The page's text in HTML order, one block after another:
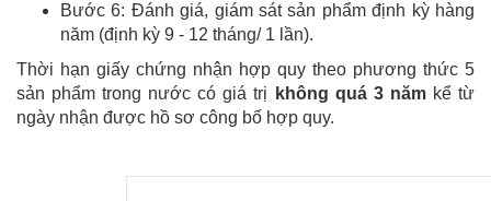
Bước 6: Đánh giá, giám sát sản phẩm định kỳ hàng
năm (định kỳ 9 - 12 tháng/ 1 lần).
Thời hạn giấy chứng nhận hợp quy theo phương thức 5
sản phẩm trong nước có giá trị
không quá 3 nămkể từ
ngày nhận được hồ sơ công bố hợp quy.